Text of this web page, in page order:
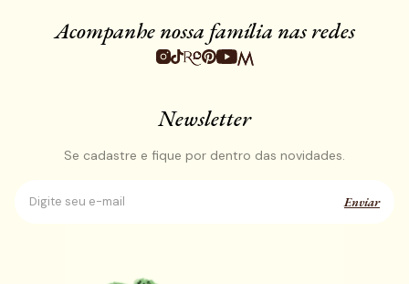
Acompanhe nossa família nas redes
Newsletter
Se cadastre e fique por dentro das novidades.
Enviar